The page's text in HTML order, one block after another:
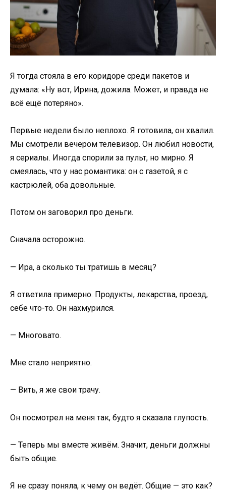
Я тогда стояла в его коридоре среди пакетов и
думала: «Ну вот, Ирина, дожила. Может, и правда не
всё ещё потеряно».
Первые недели было неплохо. Я готовила, он хвалил.
Мы смотрели вечером телевизор. Он любил новости,
я сериалы. Иногда спорили за пульт, но мирно. Я
смеялась, что у нас романтика: он с газетой, я с
кастрюлей, оба довольные.
Потом он заговорил про деньги.
Сначала осторожно.
— Ира, а сколько ты тратишь в месяц?
Я ответила примерно. Продукты, лекарства, проезд,
себе что-то. Он нахмурился.
— Многовато.
Мне стало неприятно.
— Вить, я же свои трачу.
Он посмотрел на меня так, будто я сказала глупость.
— Теперь мы вместе живём. Значит, деньги должны
быть общие.
Я не сразу поняла, к чему он ведёт. Общие — это как?